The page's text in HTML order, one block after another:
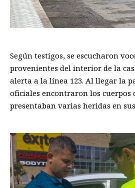
Según testigos, se escucharon
provenientes del interior de la
alerta a la línea 123. Al llegar la
oficiales encontraron los cuerpos
presentaban varias heridas en